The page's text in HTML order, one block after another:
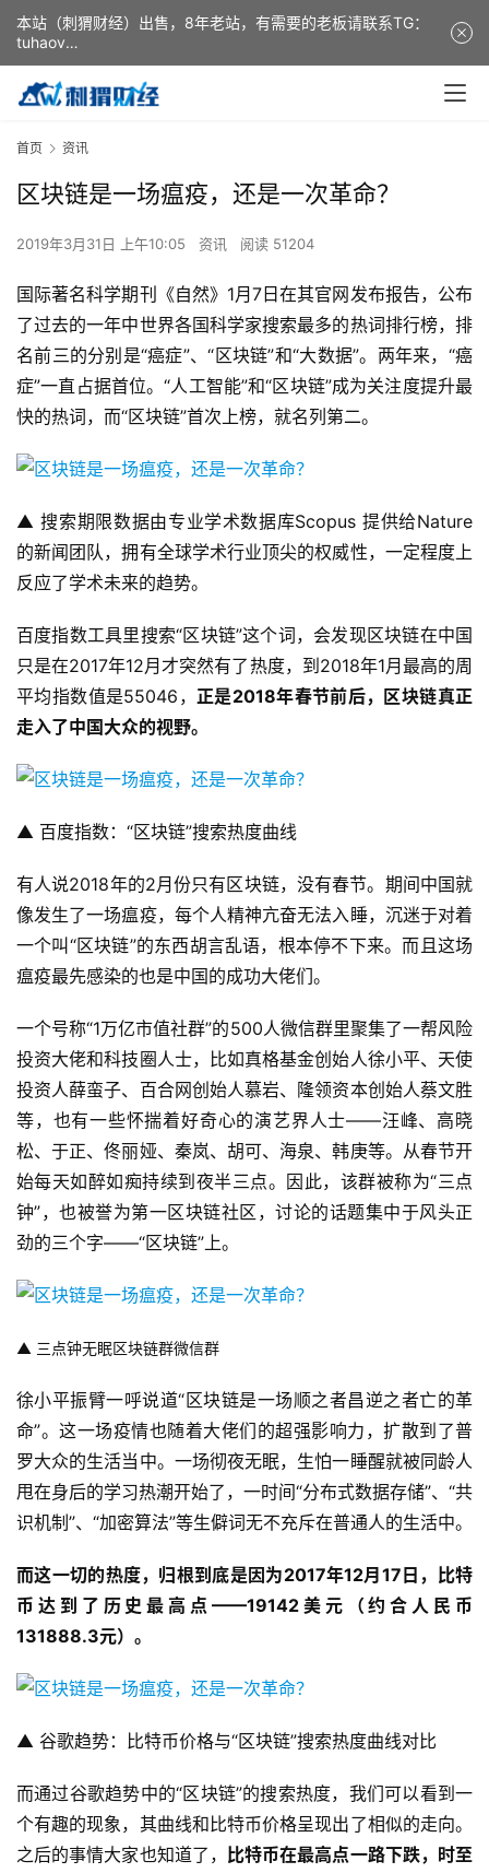
首页 资讯
区块链是一场瘟疫，还是一次革命？
2019年3月31日 上午10:05 资讯 阅读 51204
国际著名科学期刊《自然》1月7日在其官网发布报告，公布
了过去的一年中世界各国科学家搜索最多的热词排行榜，排
名前三的分别是“癌症”、“区块链”和“大数据”。两年来，“癌
症”一直占据首位。“人工智能”和“区块链”成为关注度提升最
快的热词，而“区块链”首次上榜，就名列第二。
▲ 搜索期限数据由专业学术数据库Scopus 提供给Nature
的新闻团队，拥有全球学术行业顶尖的权威性，一定程度上
反应了学术未来的趋势。
百度指数工具里搜索“区块链”这个词，会发现区块链在中国
只是在2017年12月才突然有了热度，到2018年1月最高的周
平均指数值是55046，正是2018年春节前后，区块链真正
走入了中国大众的视野。
▲ 百度指数：“区块链”搜索热度曲线
有人说2018年的2月份只有区块链，没有春节。期间中国就
像发生了一场瘟疫，每个人精神亢奋无法入睡，沉迷于对着
一个叫“区块链”的东西胡言乱语，根本停不下来。而且这场
瘟疫最先感染的也是中国的成功大佬们。
一个号称“1万亿市值社群”的500人微信群里聚集了一帮风险
投资大佬和科技圈人士，比如真格基金创始人徐小平、天使
投资人薛蛮子、百合网创始人慕岩、隆领资本创始人蔡文胜
等，也有一些怀揣着好奇心的演艺界人士——汪峰、高晓
松、于正、佟丽娅、秦岚、胡可、海泉、韩庚等。从春节开
始每天如醉如痴持续到夜半三点。因此，该群被称为“三点
钟”，也被誉为第一区块链社区，讨论的话题集中于风头正
劲的三个字——“区块链”上。
▲ 三点钟无眠区块链群微信群
徐小平振臂一呼说道“区块链是一场顺之者昌逆之者亡的革
命”。这一场疫情也随着大佬们的超强影响力，扩散到了普
罗大众的生活当中。一场彻夜无眠，生怕一睡醒就被同龄人
甩在身后的学习热潮开始了，一时间“分布式数据存储”、“共
识机制”、“加密算法”等生僻词无不充斥在普通人的生活中。
而这一切的热度，归根到底是因为2017年12月17 日，比特
币达到了历史最高点——19142美元（约合人民币
131888.3元）。
▲ 谷歌趋势：比特币价格与“区块链”搜索热度曲线对比
而通过谷歌趋势中的“区块链”的搜索热度，我们可以看到一
个有趣的现象，其曲线和比特币价格呈现出了相似的走向。
之后的事情大家也知道了， 比特币在最高点一路下跌，时至
本站（刺猬财经）出售，8年老站，有需要的老板请联系TG：
tuhaov
This website (ciweicaijing) is for sale. It is a 8-year-old
website. If you need it, please contact TG: tuhaov